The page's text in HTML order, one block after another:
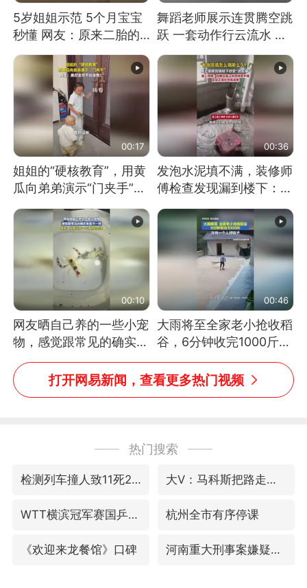
5岁姐姐示范 5个月宝宝
秒懂 网友：原来二胎的
快乐长这样
舞蹈老师展示连贯腾空跳
跃 一套动作行云流水 节
奏感拉满 网友：怎么做
到又舞又武的？
00:17
姐姐的“硬核教育”，用黄
瓜向弟弟演示“门夹手”，
网友：果然言传不如身
教！
00:36
发泡水泥填不满，装修师
傅检查发现漏到楼下：出
风口未延伸到外墙
00:10
网友晒自己养的一些小宠
物，感觉跟常见的确实有
些不一样
00:46
大雨将至全家老小抢收稻
谷，6分钟收完1000斤，
没有一个人掉链子
打开网易新闻，查看更多热门视频
热门搜索
检测列车撞人致11死2伤 涉事单位被罚 大V：马科斯把路走绝了
WTT横滨冠军赛国乒女单三将晋级四强 杭州全市有序停课
《欢迎来龙餐馆》口碑 河南重大刑事案嫌疑人落网